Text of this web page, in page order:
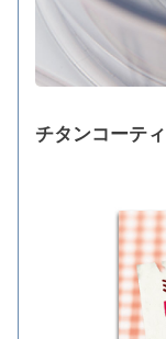
チタンコーテ